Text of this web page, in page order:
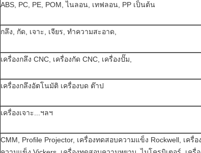
ABS, PC, PE, POM, ไนลอน, เทฟลอน, PP เป็นต้น
กลึง, กัด, เจาะ, เจียร, ทำความสะอาด,
เครื่องกลึง CNC, เครื่องกัด CNC, เครื่องปั๊ม,
เครื่องกลึงอัตโนมัติ เครื่องบด ต๊าป
เครื่องเจาะ...ฯลฯ
CMM, Profile Projector, เครื่องทดสอบความแข็ง Rockwell, เครื่